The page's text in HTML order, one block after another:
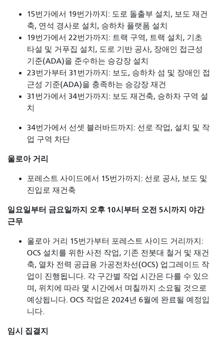
15번가에서 19번가까지: 도로 돌출부 설치, 보도 재건
축, 연석 경사로 설치, 승하차 플랫폼 설치
19번가에서 22번가까지: 트랙 구역, 트랙 설치, 기초
타설 및 거푸집 설치, 도로 기반 공사, 장애인 접근성
기준(ADA)을 준수하는 승강장 설치
23번가부터 31번가까지: 보도, 승하차 섬 및 장애인 접
근성 기준(ADA)을 충족하는 승강장 재건
31번가에서 34번가까지: 보도 재건축, 승하차 구역 설
치
34번가에서 선셋 블러바드까지: 선로 작업, 설치 및 작
업 구역 차단
울로아 거리
포레스트 사이드에서 15번가까지: 선로 공사, 보도 및
진입로 재건축
일요일부터 금요일까지 오후 10시부터 오전 5시까지 야간
근무
울로아 거리 15번가부터 포레스트 사이드 거리까지:
OCS 설치를 위한 사전 작업, 기존 전봇대 철거 및 재건
축, 열차 전력 공급용 가공전차선(OCS) 업그레이드 작
업이 진행됩니다. 각 구간별 작업 시간은 다를 수 있으
며, 위치에 따라 몇 시간에서 며칠까지 소요될 것으로
예상됩니다. OCS 작업은 2024년 6월에 완료될 예정입
니다.
임시 집결지